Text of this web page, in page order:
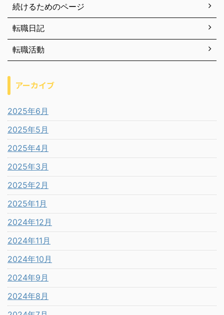
続けるためのページ
転職日記
転職活動
アーカイブ
2025年6月
2025年5月
2025年4月
2025年3月
2025年2月
2025年1月
2024年12月
2024年11月
2024年10月
2024年9月
2024年8月